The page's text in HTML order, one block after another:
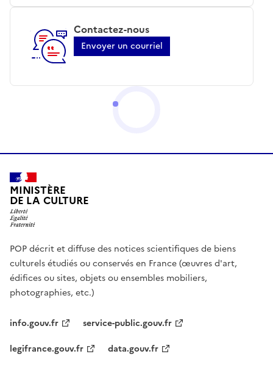
Contactez-nous
Envoyer un courriel
MINISTÈRE
DE LA CULTURE
POP décrit et diffuse des notices scientifiques de biens
culturels étudiés ou conservés en France (œuvres d'art,
édifices ou sites, objets ou ensembles mobiliers,
photographies, etc.)
info.gouv.fr
service-public.gouv.fr
legifrance.gouv.fr
data.gouv.fr